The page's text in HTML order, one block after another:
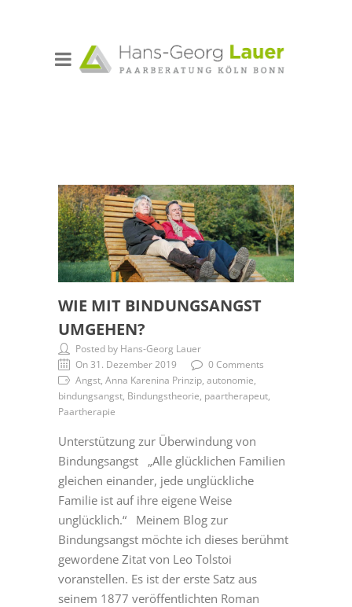
WIE MIT BINDUNGSANGST
UMGEHEN?
Posted by Hans-Georg Lauer
On 31. Dezember 2019
0 Comments
Angst, Anna Karenina Prinzip, autonomie,
bindungsangst, Bindungstheorie, paartherapeut,
Paartherapie
Unterstützung zur Überwindung von
Bindungsangst „Alle glücklichen Familien
gleichen einander, jede unglückliche
Familie ist auf ihre eigene Weise
unglücklich.“ Meinem Blog zur
Bindungsangst möchte ich dieses berühmt
gewordene Zitat von Leo Tolstoi
voranstellen. Es ist der erste Satz aus
seinem 1877 veröffentlichten Roman